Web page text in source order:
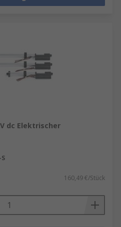
dc Elektrischer
160,49 €/Stück